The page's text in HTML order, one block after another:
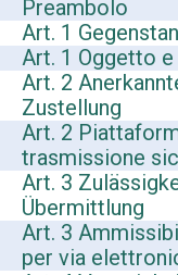
Preambolo
Art. 1
Art. 1 Oggetto
Art. 2
Zustellung
Art. 2
trasmissione
Art. 3
Übermittlung
Art. 3
per via